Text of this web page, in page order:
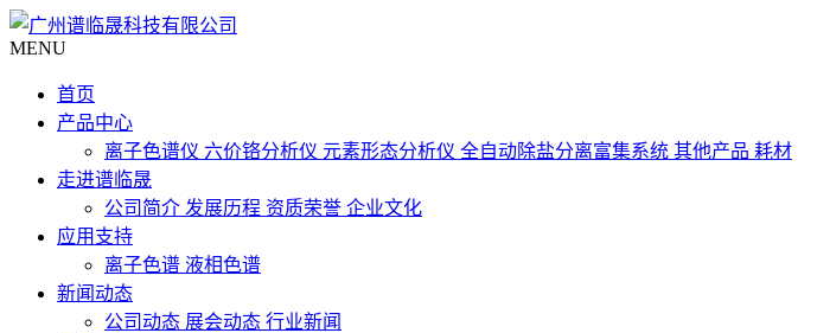
MENU
首页
产品中心
离子色谱仪 六价铬分析仪 元素形态分析仪 全自动除盐分离富集系统 其他产品 耗材
走进谱临晟
公司简介 发展历程 资质荣誉 企业文化
应用支持
离子色谱 液相色谱
新闻动态
公司动态 展会动态 行业新闻